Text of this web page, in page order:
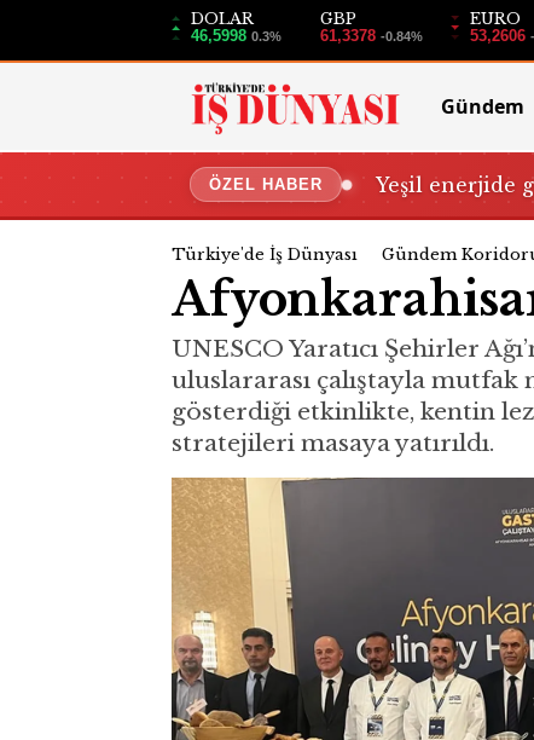
DOLAR
46,5998 0.3%
GBP
61,3378 -0.84%
EURO
53,2606
Gündem
ÖZEL HABER Yeşil enerjide
Türkiye'de İş Dünyası Gündem
UNESCO Yaratıcı Şehirler
uluslararası çalıştayla mutfak
gösterdiği etkinlikte, kentin
stratejileri masaya yatırıldı.